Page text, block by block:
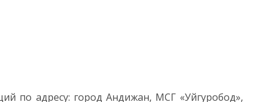
по адресу: город Андижан, МСГ «Уйгуробод»,